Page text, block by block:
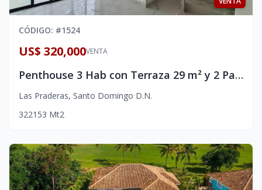
CÓDIGO: #1524
VENTA
US$ 320,000
Penthouse 3 Hab con Terraza 29 m² y 2 Parqueos | Las Praderas
Las Praderas, Santo Domingo D.N.
322153 Mt2